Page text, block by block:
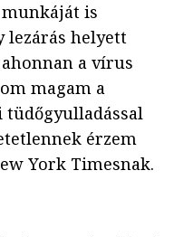
is
lezárás helyett
a vírus
magam a
tüdőgyulladással
érzem
York Timesnak.